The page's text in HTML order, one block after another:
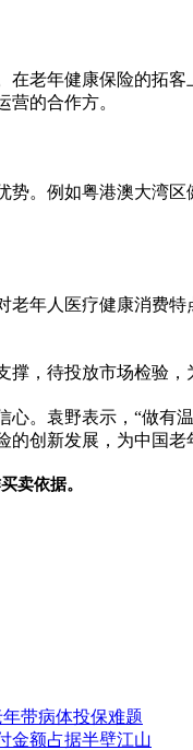
老年健康保险的拓
营的合作方。
势。例如粤港澳大湾
年人医疗健康消费
，待投放市场检验
。袁野表示，“做
创新发展，为中国
卖依据。
带病体投保难题
金额占据半壁江山